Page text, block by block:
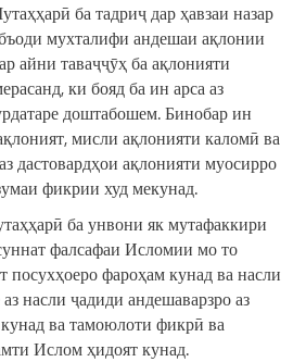
ба тадриҷ дар ҳавзаи назар
мухталифи андешаи ақлонии
айни таваҷҷӯҳ ба ақлонияти
ки бояд ба ин арса аз
доштабошем. Бинобар ин
мисли ақлонияти каломӣ ва
дастовардҳои ақлонияти муосирро
фикрии худ мекунад.
ба унвони як мутафаккири
фалсафаи Исломии мо то
посухҳоеро фароҳам кунад ва насли
насли ҷадиди андешаварзро аз
ва тамоюлоти фикрӣ ва
Ислом ҳидоят кунад.